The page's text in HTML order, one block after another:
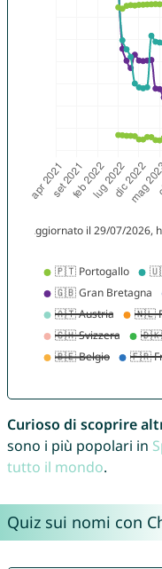
Curioso di scoprire
sono i più popolari in
tutto il mondo.
Quiz sui nomi con